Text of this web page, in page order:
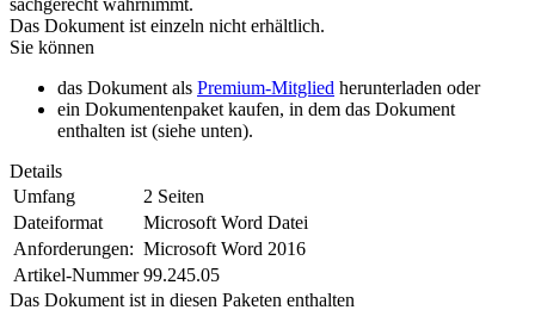
sachgerecht wahrnimmt.
Das Dokument ist einzeln nicht erhältlich.
Sie können
das Dokument als Premium-Mitglied herunterladen oder
ein Dokumentenpaket kaufen, in dem das Dokument
enthalten ist (siehe unten).
Details
Umfang
2 Seiten
Dateiformat
Microsoft Word Datei
Anforderungen: Microsoft Word 2016
Artikel-Nummer 99.245.05
Das Dokument ist in diesen Paketen enthalten